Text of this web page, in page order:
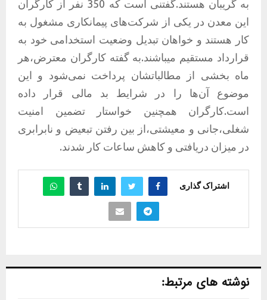
به گریبان هستند.گفتنی است که 350 نفر از کارگران
این معدن در یکی از شرکت‌های پیمانکاری مشغول به
کار هستند و خواهان تبدیل وضعیت استخدامی خود به
قرارداد مستقیم میباشند.به گفته کارگران معترض،هر
ماه بخشی از مطالباتشان پرداخت نمی‌شود و این
موضوع آن‌ها را در شرایط بد مالی قرار داده
است.کارگران همچنین خواستار تضمین امنیت
شغلی،جانی و معیشتی،از بین رفتن تبعیض و نابرابری
در میزان دریافتی و کاهش ساعات کار شدند.
اشتراک گذاری
نوشته های مرتبط: